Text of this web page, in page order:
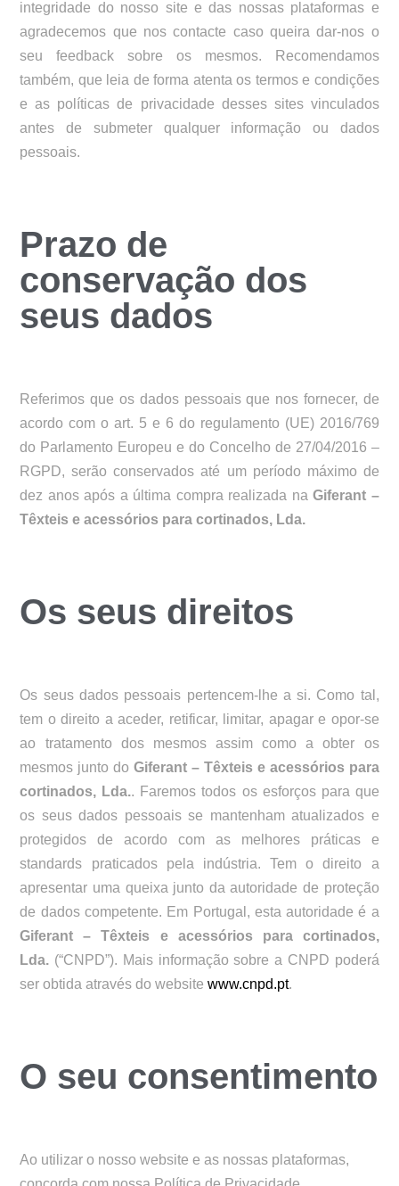
integridade do nosso site e das nossas plataformas e
agradecemos que nos contacte caso queira dar-nos o
seu feedback sobre os mesmos. Recomendamos
também, que leia de forma atenta os termos e condições
e as políticas de privacidade desses sites vinculados
antes de submeter qualquer informação ou dados
pessoais.
Prazo de
conservação dos
seus dados
Referimos que os dados pessoais que nos fornecer, de
acordo com o art. 5 e 6 do regulamento (UE) 2016/769
do Parlamento Europeu e do Concelho de 27/04/2016 –
RGPD, serão conservados até um período máximo de
dez anos após a última compra realizada naGiferant –
Têxteis e acessórios para cortinados, Lda.
Os seus direitos
Os seus dados pessoais pertencem-lhe a si. Como tal,
tem o direito a aceder, retificar, limitar, apagar e opor-se
ao tratamento dos mesmos assim como a obter os
mesmos junto doGiferant – Têxteis e acessórios para
cortinados, Lda.. Faremos todos os esforços para que
os seus dados pessoais se mantenham atualizados e
protegidos de acordo com as melhores práticas e
standards praticados pela indústria. Tem o direito a
apresentar uma queixa junto da autoridade de proteção
de dados competente. Em Portugal, esta autoridade é a
Giferant – Têxteis e acessórios para cortinados,
Lda. (“CNPD”). Mais informação sobre a CNPD poderá
ser obtida através do websitewww.cnpd.pt.
O seu consentimento
Ao utilizar o nosso website e as nossas plataformas,